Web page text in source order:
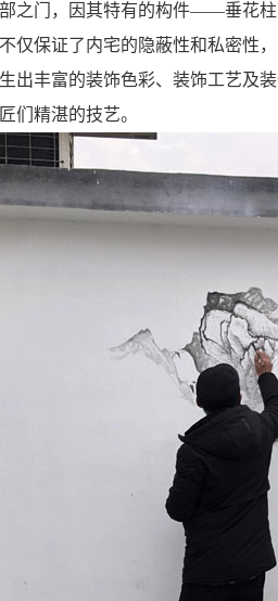
之门，因其特有的构件——垂花
仅保证了内宅的隐蔽性和私密性
出丰富的装饰色彩、装饰工艺及
们精湛的技艺。